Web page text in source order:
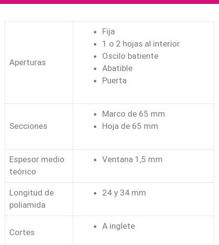
Aperturas
Fija
1 o 2 hojas al interior
Oscilo batiente
Abatible
Puerta
Secciones
Marco de 65 mm
Hoja de 65 mm
Espesor medio
teórico
Ventana 1,5 mm
Longitud de
poliamida
24 y 34 mm
Cortes
A inglete